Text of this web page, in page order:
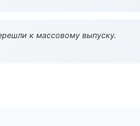
к массовому выпуску.